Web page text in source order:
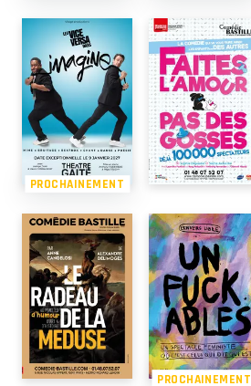
PROCHAINEMENT
PROCHAINEMENT